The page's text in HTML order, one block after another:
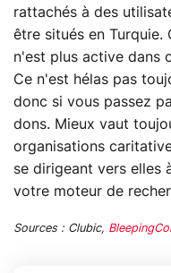
rattachés à des
être situés en Turquie.
n'est plus active dans
Ce n'est hélas pas
donc si vous passez
dons. Mieux vaut
organisations
se dirigeant vers elles
votre moteur de
Sources : Clubic,